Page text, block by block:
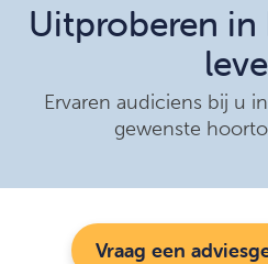
Uitproberen in
Ervaren audiciens bij u
gewenste
Vraag een